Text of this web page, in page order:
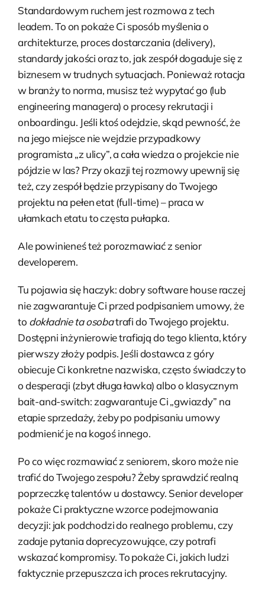
Standardowym ruchem jest rozmowa z tech
leadem. To on pokaże Ci sposób myślenia o
architekturze, proces dostarczania (delivery),
standardy jakości oraz to, jak zespół dogaduje się z
biznesem w trudnych sytuacjach. Ponieważ rotacja
w branży to norma, musisz też wypytać go (lub
engineering managera) o procesy rekrutacji i
onboardingu. Jeśli ktoś odejdzie, skąd pewność, że
na jego miejsce nie wejdzie przypadkowy
programista „z ulicy”, a cała wiedza o projekcie nie
pójdzie w las? Przy okazji tej rozmowy upewnij się
też, czy zespół będzie przypisany do Twojego
projektu na pełen etat (full-time) – praca w
ułamkach etatu to częsta pułapka.
Ale powinieneś też porozmawiać z senior
developerem.
Tu pojawia się haczyk: dobry software house raczej
nie zagwarantuje Ci przed podpisaniem umowy, że
to dokładnie ta osobatrafi do Twojego projektu.
Dostępni inżynierowie trafiają do tego klienta, który
pierwszy złoży podpis. Jeśli dostawca z góry
obiecuje Ci konkretne nazwiska, często świadczy to
o desperacji (zbyt długa ławka) albo o klasycznym
bait-and-switch: zagwarantuje Ci „gwiazdy” na
etapie sprzedaży, żeby po podpisaniu umowy
podmienić je na kogoś innego.
Po co więc rozmawiać z seniorem, skoro może nie
trafić do Twojego zespołu? Żeby sprawdzić realną
poprzeczkę talentów u dostawcy. Senior developer
pokaże Ci praktyczne wzorce podejmowania
decyzji: jak podchodzi do realnego problemu, czy
zadaje pytania doprecyzowujące, czy potrafi
wskazać kompromisy. To pokaże Ci, jakich ludzi
faktycznie przepuszcza ich proces rekrutacyjny.